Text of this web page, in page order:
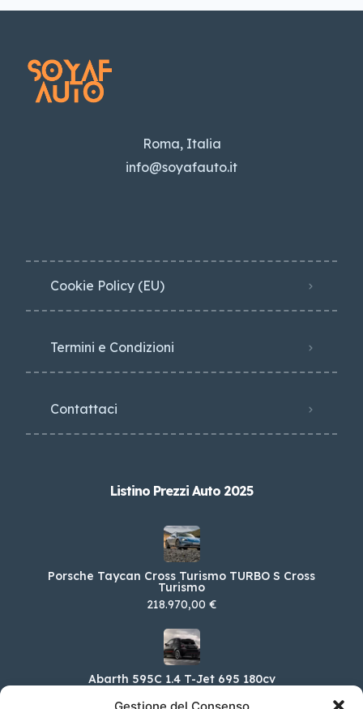
Gestione del Consenso
Roma, Italia
info@soyafauto.it
Cookie Policy (EU)
Termini e Condizioni
Contattaci
Listino Prezzi Auto 2025
Porsche Taycan Cross Turismo TURBO S Cross
Turismo
218.970,00 €
Abarth 595C 1.4 T-Jet 695 180cv